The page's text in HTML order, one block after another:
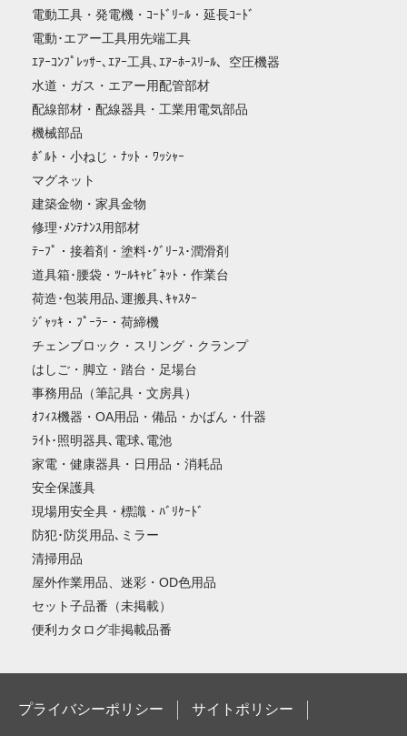
電動工具・発電機・ｺｰﾄﾞﾘｰﾙ・延長ｺｰﾄﾞ
電動･エアー工具用先端工具
ｴｱｰｺﾝﾌﾟﾚｯｻｰ､ｴｱｰ工具､ｴｱｰﾎｰｽﾘｰﾙ、空圧機器
水道・ガス・エアー用配管部材
配線部材・配線器具・工業用電気部品
機械部品
ﾎﾞﾙﾄ・小ねじ・ﾅｯﾄ・ﾜｯｼｬｰ
マグネット
建築金物・家具金物
修理･ﾒﾝﾃﾅﾝｽ用部材
ﾃｰﾌﾟ・接着剤・塗料･ｸﾞﾘｰｽ･潤滑剤
道具箱･腰袋・ﾂｰﾙｷｬﾋﾞﾈｯﾄ・作業台
荷造･包装用品､運搬具､ｷｬｽﾀｰ
ｼﾞｬｯｷ・ﾌﾟｰﾗｰ・荷締機
チェンブロック・スリング・クランプ
はしご・脚立・踏台・足場台
事務用品（筆記具・文房具）
ｵﾌｨｽ機器・OA用品・備品・かばん・什器
ﾗｲﾄ･照明器具､電球､電池
家電・健康器具・日用品・消耗品
安全保護具
現場用安全具・標識・ﾊﾞﾘｹｰﾄﾞ
防犯･防災用品､ミラー
清掃用品
屋外作業用品、迷彩・OD色用品
セット子品番（未掲載）
便利カタログ非掲載品番
プライバシーポリシー サイトポリシー